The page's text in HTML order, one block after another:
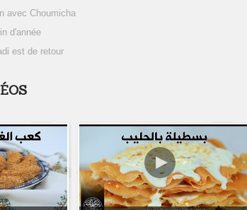
avec Choumicha
d'année
est de retour